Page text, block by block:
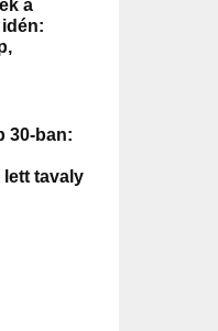
a
30-ban:
tavaly